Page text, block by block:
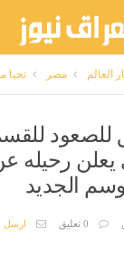
العالم مصر تحيا
للصعود
رحيله
الجديد
0 تعليق ارسل